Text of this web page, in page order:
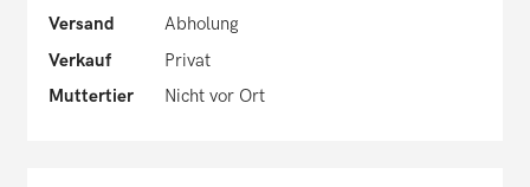
Versand
Abholung
Verkauf
Privat
Muttertier
Nicht vor Ort